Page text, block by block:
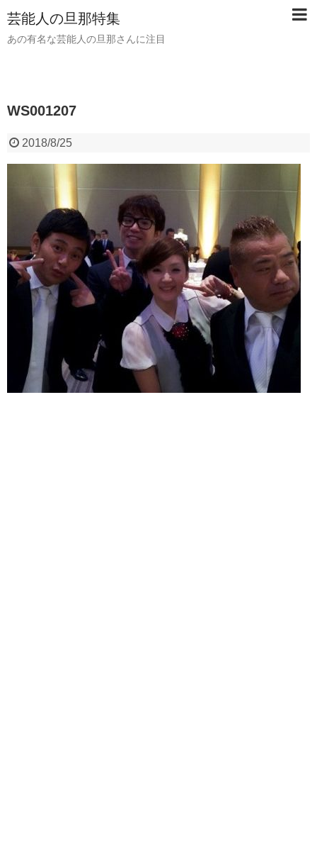
芸能人の旦那特集
あの有名な芸能人の旦那さんに注目
WS001207
2018/8/25